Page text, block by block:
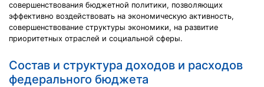
совершенствования бюджетной политики, позволяющих
эффективно воздействовать на экономическую активность,
совершенствование структуры экономики, на развитие
приоритетных отраслей и социальной сферы.
Состав и структура доходов и расходов
федерального бюджета